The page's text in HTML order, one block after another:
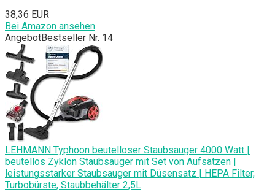
38,36 EUR
Bei Amazon ansehen
AngebotBestseller Nr. 14
LEHMANN Typhoon beutelloser Staubsauger 4000 Watt |
beutellos Zyklon Staubsauger mit Set von Aufsätzen |
leistungsstarker Staubsauger mit Düsensatz | HEPA Filter,
Turbobürste, Staubbehälter 2,5L